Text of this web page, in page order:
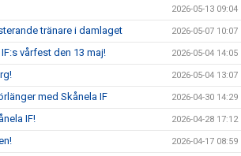
2026-05-13 09:04
tränare i damlaget 2026-05-07 10:07
vårfest den 13 maj! 2026-05-04 14:05
2026-05-04 13:07
med Skånela IF 2026-04-30 14:29
IF! 2026-04-28 17:12
2026-04-17 08:59